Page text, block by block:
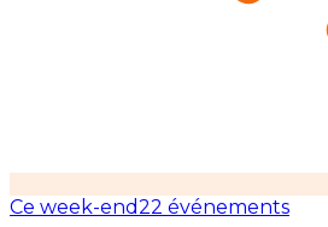
Ce week-end22 événements